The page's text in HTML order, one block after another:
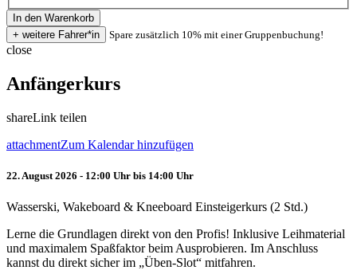
Spare zusätzlich 10% mit einer Gruppenbuchung!
close
Anfängerkurs
shareLink teilen
attachmentZum Kalendar hinzufügen
22. August 2026 - 12:00 Uhr bis 14:00 Uhr
Wasserski, Wakeboard & Kneeboard Einsteigerkurs (2 Std.)
Lerne die Grundlagen direkt von den Profis! Inklusive Leihmaterial
und maximalem Spaßfaktor beim Ausprobieren. Im Anschluss
kannst du direkt sicher im „Üben-Slot“ mitfahren.